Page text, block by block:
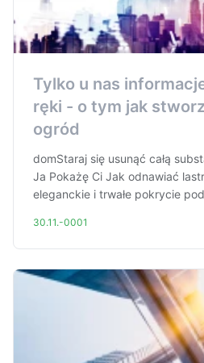
Tylko u nas
ręki - o tym jak
ogród
domStaraj się usunąć całą
Ja Pokażę Ci Jak odnawiać
eleganckie i trwałe pokrycie
30.11.-0001